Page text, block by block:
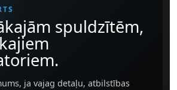
spuldzītēm,
ja vajag detaļu, atbilstības